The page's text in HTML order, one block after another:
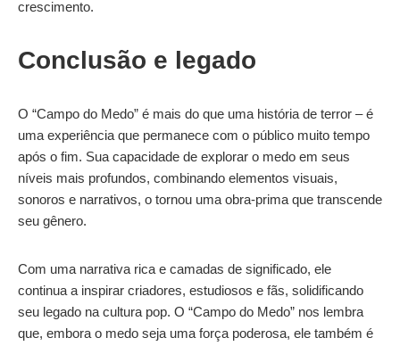
crescimento.
Conclusão e legado
O “Campo do Medo” é mais do que uma história de terror – é
uma experiência que permanece com o público muito tempo
após o fim. Sua capacidade de explorar o medo em seus
níveis mais profundos, combinando elementos visuais,
sonoros e narrativos, o tornou uma obra-prima que transcende
seu gênero.
Com uma narrativa rica e camadas de significado, ele
continua a inspirar criadores, estudiosos e fãs, solidificando
seu legado na cultura pop. O “Campo do Medo” nos lembra
que, embora o medo seja uma força poderosa, ele também é